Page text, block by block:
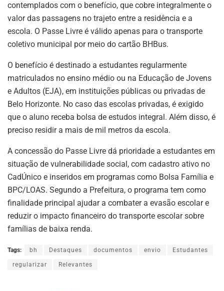
contemplados com o benefício, que cobre integralmente o
valor das passagens no trajeto entre a residência e a
escola. O Passe Livre é válido apenas para o transporte
coletivo municipal por meio do cartão BHBus.
O benefício é destinado a estudantes regularmente
matriculados no ensino médio ou na Educação de Jovens
e Adultos (EJA), em instituições públicas ou privadas de
Belo Horizonte. No caso das escolas privadas, é exigido
que o aluno receba bolsa de estudos integral. Além disso, é
preciso residir a mais de mil metros da escola.
A concessão do Passe Livre dá prioridade a estudantes em
situação de vulnerabilidade social, com cadastro ativo no
CadÚnico e inseridos em programas como Bolsa Família e
BPC/LOAS. Segundo a Prefeitura, o programa tem como
finalidade principal ajudar a combater a evasão escolar e
reduzir o impacto financeiro do transporte escolar sobre
famílias de baixa renda.
Tags: bh Destaques documentos envio Estudantes
regularizar Relevantes